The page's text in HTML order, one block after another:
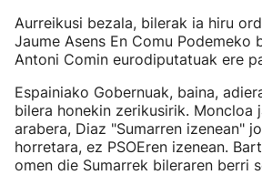
Aurreikusi bezala, bilerak ia hiru
Jaume Asens En Comu Podemeko
Antoni Comin eurodiputatuak ere
Espainiako Gobernuak, baina,
bilera honekin zerikusirik. Moncloa
arabera, Diaz "Sumarren izenean"
horretara, ez PSOEren izenean.
omen die Sumarrek bileraren berri